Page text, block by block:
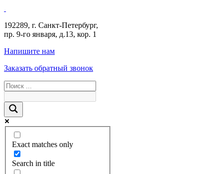
192289, г. Санкт-Петербург,
пр. 9-го января, д.13, кор. 1
Напишите нам
Заказать обратный звонок
Exact matches only
Search in title